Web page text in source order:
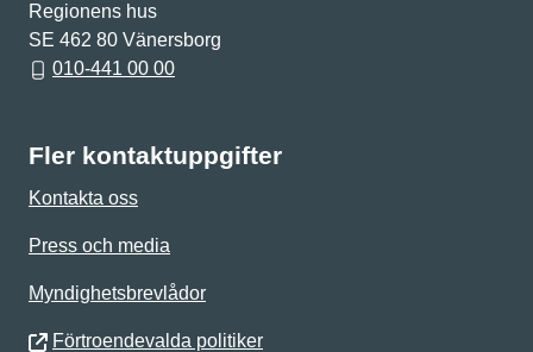
Regionens hus
SE 462 80 Vänersborg
010-441 00 00
Fler kontaktuppgifter
Kontakta oss
Press och media
Myndighetsbrevlådor
Förtroendevalda politiker